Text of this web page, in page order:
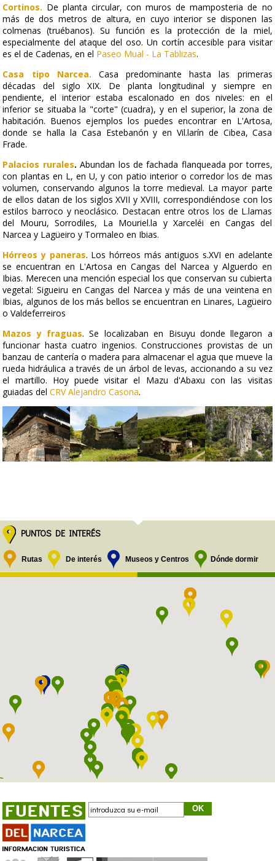
Cortinos. De planta circular, con muros de mamposteria de no
más de dos metros de altura, en cuyo interior se disponen las
colmenas (truébanos). Su función es la protección de la miel,
especialmente del ataque del oso. Un cortín accesible para visitar
es el de Cadenas, en el Paseo Mual - La Tablizas.
Casa tipo Narcea. Casa predominante hasta las primeras
décadas del siglo XIX. De planta longitudinal y siempre en
pendiente, el interior estaba escalonado en dos niveles: en el
inferior se situaba la "corte" (cuadra), y en el superior, la zona de
habitación. Buenos ejemplos los puedes encontrar en L'Artosa,
donde se halla la Casa Estebanón y en Vil.larín de Cibea, Casa
Frade.
Palacios rurales. Abundan los de fachada flanqueada por torres,
con plantas en L, en U, y con patio interior o corredor los de mas
volumen, conservando algunos la torre medieval. La mayor parte
de ellos datan de los siglos XVII y XVIII, correspondiéndose con los
estilos barroco y neoclásico. Destacan entre otros los de L.lamas
del Mouru, Sorrodiles, La Mouriel.la y Xarceléi en Cangas del
Narcea y Lagüeiro y Tormaleo en Ibias.
Hórreos y paneras. Los hórreos más antiguos s.XVI en adelante
se encuentran en L'Artosa en Cangas del Narcea y Alguerdo en
Ibias. Merecen una mención especial los que conservan su cubierta
vegetal: Sigueiru en Cangas del Narcea y más de una veintena en
Ibias, algunos de los más bellos se encuentran en Linares, Lagüeiro
o Valdeferreiros
Mazos y fraguas. Se localizaban en Bisuyu donde llegaron a
funcionar hasta cuatro ingenios. Construcciones provistas de un
banzau de cantería o madera para almacenar el agua que mueve la
rueda hidráulica a través de un árbol de levas, accionando a su vez
el martillo. Hoy puede visitar el Mazu d'Abaxu con las visitas
guiadas delCRV Alejandro Casona.
PUNTOS DE INTERÉS
Rutas De interés Museos y Centros Dónde dormir